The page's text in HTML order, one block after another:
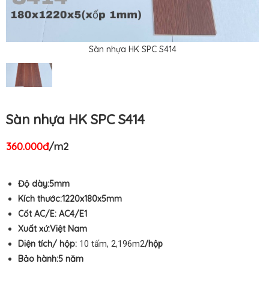
Sàn nhựa HK SPC S414
Sàn nhựa HK SPC S414
360.000đ/m2
Độ dày:5mm
Kích thước:1220x180x5mm
Cốt AC/E: AC4/E1
Xuất xứ:Việt Nam
Diện tích/ hộp: 10 tấm, 2,196m2/hộp
Bảo hành:5 năm